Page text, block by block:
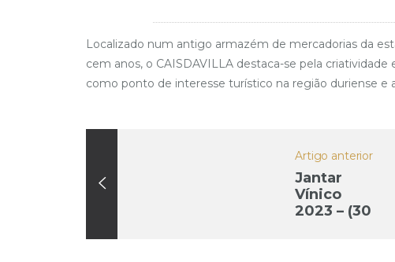
Localizado num antigo armazém de mercadorias da
cem anos, o CAISDAVILLA destaca-se pela
como ponto de interesse turístico na região duriense e
Artigo anterior
Jantar
Vínico
2023 – (30